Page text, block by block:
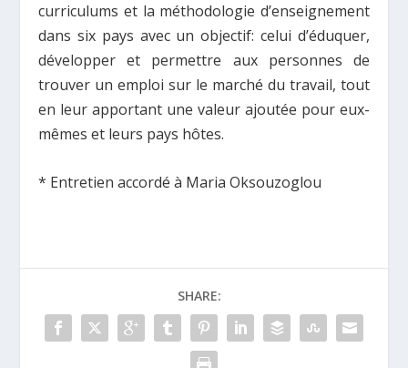
curriculums et la méthodologie d’enseignement
dans six pays avec un objectif: celui d’éduquer,
développer et permettre aux personnes de
trouver un emploi sur le marché du travail, tout
en leur apportant une valeur ajoutée pour eux-
mêmes et leurs pays hôtes.
* Entretien accordéà Maria Oksouzoglou
SHARE: